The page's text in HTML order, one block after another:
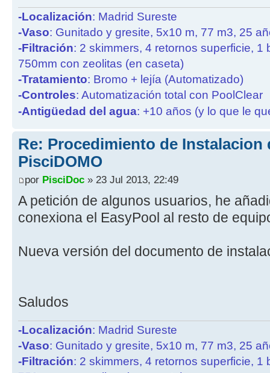
-Localización: Madrid Sureste
-Vaso: Gunitado y gresite, 5x10 m, 77 m3, 25
-Filtración: 2 skimmers, 4 retornos superficie, 1
750mm con zeolitas (en caseta)
-Tratamiento: Bromo + lejía (Automatizado)
-Controles: Automatización total con PoolClear
-Antigüedad del agua: +10 años (y lo que le
Re: Procedimiento de Instalacion
PisciDOMO
por PisciDoc » 23 Jul 2013, 22:49
A petición de algunos usuarios, he
conexiona el EasyPool al resto de
Nueva versión del documento de
Saludos
-Localización: Madrid Sureste
-Vaso: Gunitado y gresite, 5x10 m, 77 m3, 25
-Filtración: 2 skimmers, 4 retornos superficie, 1